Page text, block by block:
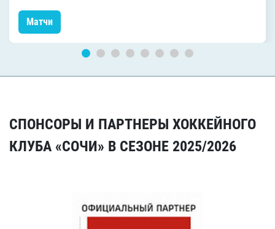
Матчи
СПОНСОРЫ И ПАРТНЕРЫ ХОККЕЙНОГО
КЛУБА «СОЧИ» В СЕЗОНЕ 2025/2026